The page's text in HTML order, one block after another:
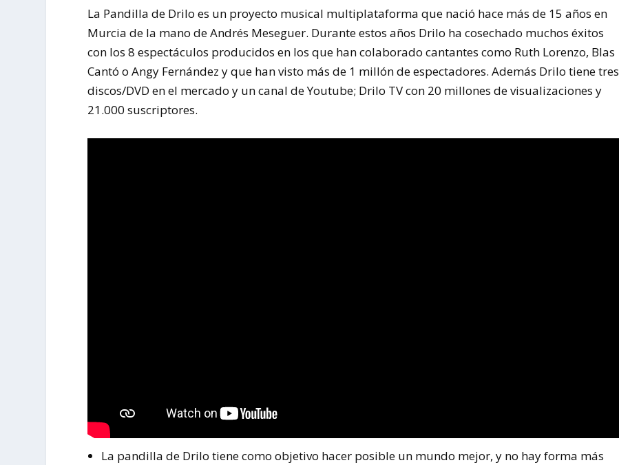
La Pandilla de Drilo es un proyecto musical multiplataforma que nació hace más de 15 años en
Murcia de la mano de Andrés Meseguer. Durante estos años Drilo ha cosechado muchos éxitos
con los 8 espectáculos producidos en los que han colaborado cantantes como Ruth Lorenzo, Blas
Cantó o Angy Fernández y que han visto más de 1 millón de espectadores. Además Drilo tiene tres
discos/DVD en el mercado y un canal de Youtube; Drilo TV con 20 millones de visualizaciones y
21.000 suscriptores.
La pandilla de Drilo tiene como objetivo hacer posible un mundo mejor, y no hay forma más